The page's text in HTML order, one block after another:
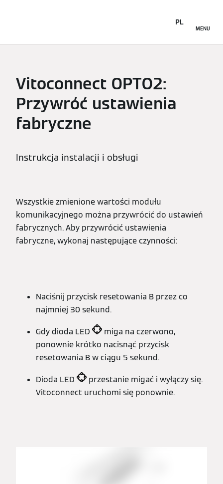
MENU
PL
Vitoconnect OPTO2:
Przywróć ustawienia
fabryczne
Instrukcja instalacji i obsługi
Wszystkie zmienione wartości modułu
komunikacyjnego można przywrócić do ustawień
fabrycznych. Aby przywrócić ustawienia
fabryczne, wykonaj następujące czynności:
Naciśnij przycisk resetowania B przez co
najmniej 30 sekund.
Gdy dioda LED
miga na czerwono,
ponownie krótko nacisnąć przycisk
resetowania B w ciągu 5 sekund.
Dioda LED
przestanie migać i wyłączy się.
Vitoconnect uruchomi się ponownie.